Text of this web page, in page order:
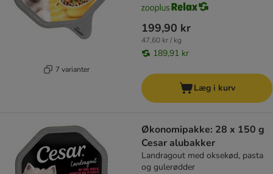
7 varianter
199,90 kr
47,60 kr / kg
189,91 kr
Læg i kurv
Økonomipakke: 28 x 150 g
Cesar alubakker
Landragout med oksekød, pasta
og gulerødder